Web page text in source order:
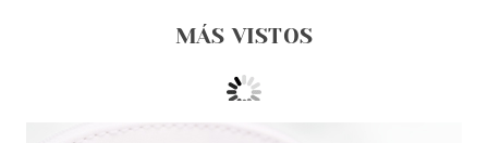
MÁS VISTOS